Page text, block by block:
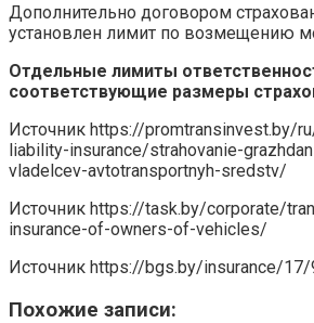
Дополнительно договором
установлен лимит по возмещению
Отдельные лимиты
соответствующие размеры
Источник https://promtransinvest.by/
liability-insurance/strahovanie-
vladelcev-avtotransportnyh-sredstv/
Источник https://task.by/corporate/
insurance-of-owners-of-vehicles/
Источник https://bgs.by/insurance/
Похожие записи: